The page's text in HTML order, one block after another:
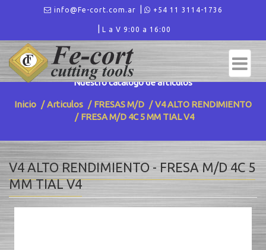
info@Fe-cort.com.ar +54 11 3114-1736
L a V 9:00 a 16:00
ARTICULOS - V4 ALTO RENDIMIENTO
Nuestro catalogo de articulos
Inicio Articulos FRESAS M/D
V4 ALTO RENDIMIENTO
FRESA M/D 4C 5 MM TIAL V4
V4 ALTO RENDIMIENTO - FRESA M/D 4C 5
MM TIAL V4